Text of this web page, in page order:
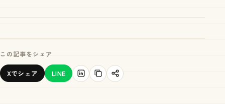
この記事をシェア
Xでシェア LINE